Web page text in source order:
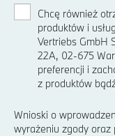
Chcę również
produktów i
Vertriebs GmbH
22A, 02-675
preferencji i
z produktów
Wnioski o
wyrażeniu zgody